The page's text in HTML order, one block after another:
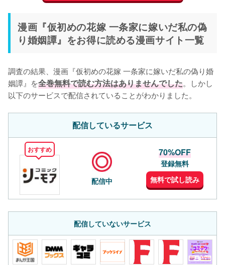
漫画『仮初めの花嫁 一条家に嫁いだ私の偽
り婚姻譚』をお得に読める漫画サイト一覧
調査の結果、漫画『仮初めの花嫁 一条家に嫁いだ私の偽り婚
姻譚』を全巻無料で読む方法はありませんでした。しかし
以下のサービスで配信されていることがわかりました。
配信しているサービス
おすすめ
配信中
70%OFF
登録無料
無料で試し読み
配信していないサービス